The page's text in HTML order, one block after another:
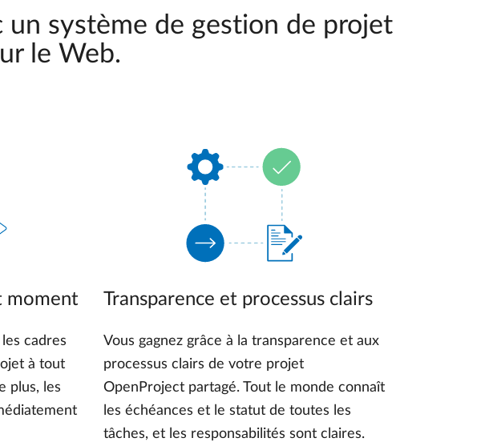
un système de gestion de projet
le Web.
moment
cadres
à tout
plus, les
Transparence et processus clairs
Vous gagnez grâce à la transparence et aux
processus clairs de votre projet
OpenProject partagé. Tout le monde connaît
les échéances et le statut de toutes les
tâches, et les responsabilités sont claires.